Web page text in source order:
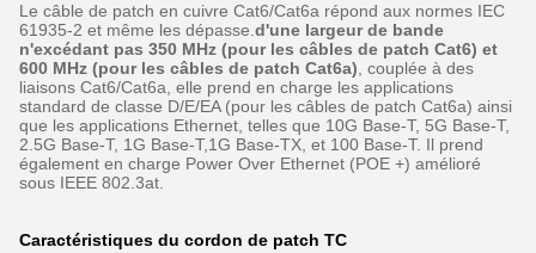
Le câble de patch en cuivre Cat6/Cat6a répond aux normes IEC
61935-2 et même les dépasse. d'une largeur de bande
n'excédant pas 350 MHz (pour les câbles de patch Cat6) et
600 MHz (pour les câbles de patch Cat6a) , couplée à des
liaisons Cat6/Cat6a, elle prend en charge les applications
standard de classe D/E/EA (pour les câbles de patch Cat6a) ainsi
que les applications Ethernet, telles que 10G Base-T, 5G Base-T,
2.5G Base-T, 1G Base-T,1G Base-TX, et 100 Base-T. Il prend
également en charge Power Over Ethernet (POE +) amélioré
sous IEEE 802.3at.
Caractéristiques du cordon de patch TC